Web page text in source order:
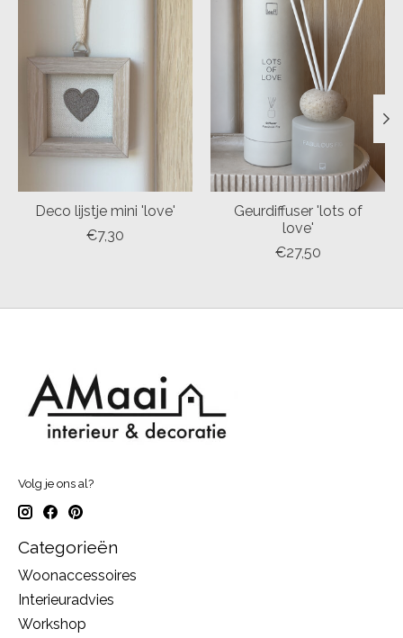
Deco lijstje mini 'love'
€7,30
Geurdiffuser 'lots of
love'
€27,50
Volg je ons al?
Categorieën
Woonaccessoires
Interieuradvies
Workshop